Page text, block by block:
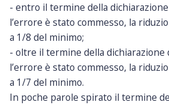
- entro il termine della dichiarazione
l’errore è stato commesso, la
a 1/8 del minimo;
- oltre il termine della dichiarazione
l’errore è stato commesso, la
a 1/7 del minimo.
In poche parole spirato il termine